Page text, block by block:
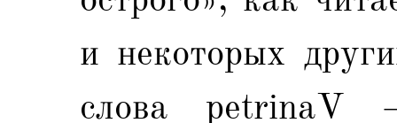
и некоторых
слова petrinaV